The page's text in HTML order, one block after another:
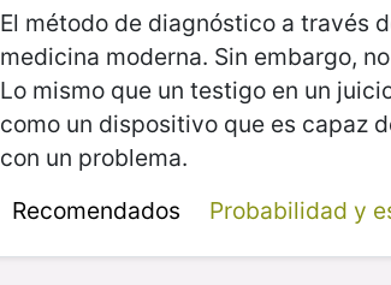
El método de diagnóstico a través
medicina moderna. Sin embargo,
Lo mismo que un testigo en un
como un dispositivo que es capaz
con un problema.
Recomendados
Probabilidad y